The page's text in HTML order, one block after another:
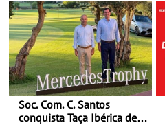
plug-in
Soc. Com. C. Santos
conquista Taça Ibérica de